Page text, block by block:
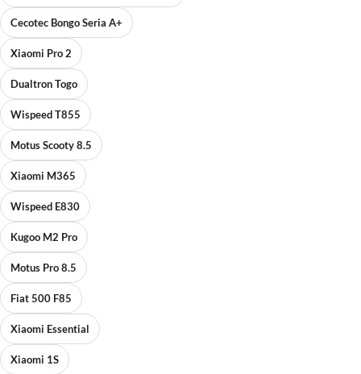
Cecotec Bongo Seria A+
Xiaomi Pro 2
Dualtron Togo
Wispeed T855
Motus Scooty 8.5
Xiaomi M365
Wispeed E830
Kugoo M2 Pro
Motus Pro 8.5
Fiat 500 F85
Xiaomi Essential
Xiaomi 1S